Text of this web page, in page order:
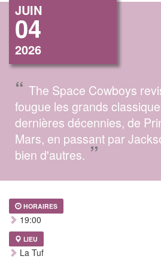
JUIN
04
2026
“ The Space Cowboys
fougue les grands
dernières décennies, de
Mars, en passant par
bien d'autres.”
HORAIRES
19:00
LIEU
La Tuf